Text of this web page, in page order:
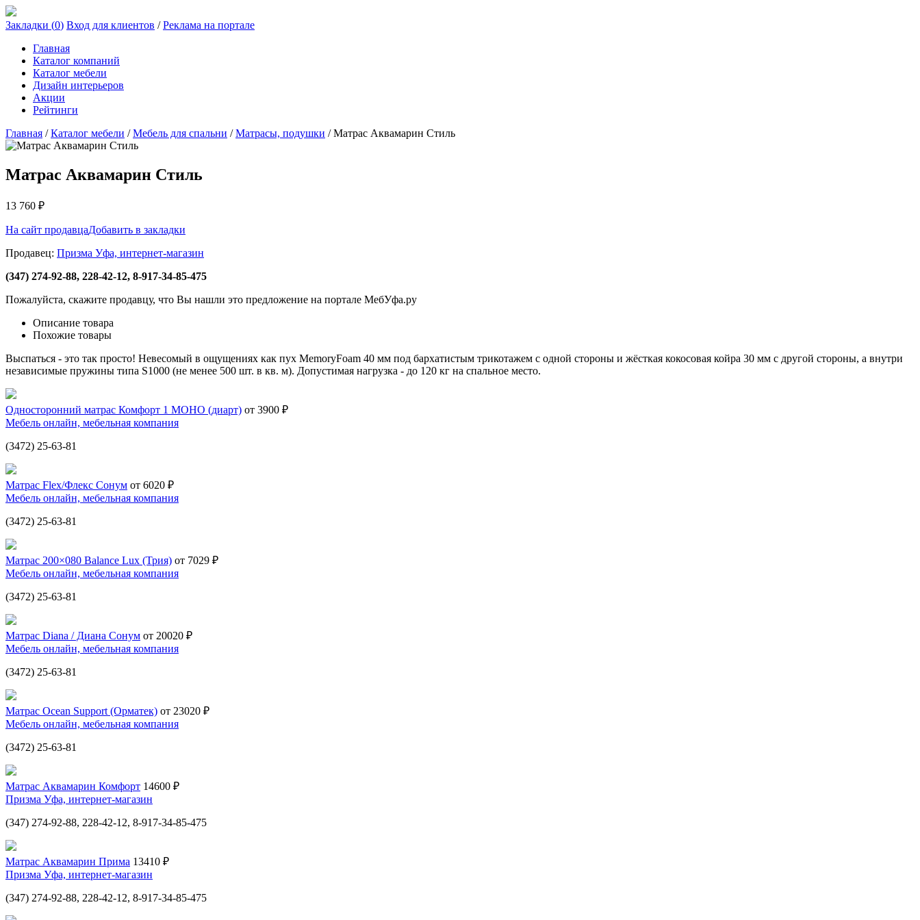
Закладки (0) Вход для клиентов /Реклама на портале
Главная
Каталог компаний
Каталог мебели
Дизайн интерьеров
Акции
Рейтинги
Главная /Каталог мебели /Мебель для спальни /Матрасы, подушки /Матрас Аквамарин Стиль
Матрас Аквамарин Стиль
13 760 ₽
На сайт продавцаДобавить в закладки
Продавец: Призма Уфа, интернет-магазин
(347) 274-92-88, 228-42-12, 8-917-34-85-475
Пожалуйста, скажите продавцу, что Вы нашли это предложение на портале МебУфа.ру
Описание товара
Похожие товары
Выспаться - это так просто! Невесомый в ощущениях как пух MemoryFoam 40 мм под бархатистым трикотажем с одной стороны и жёсткая кокосовая койра 30 мм с другой стороны, а внутри
независимые пружины типа S1000 (не менее 500 шт. в кв. м). Допустимая нагрузка - до 120 кг на спальное место.
Односторонний матрас Комфорт 1 МОНО (диарт) от 3900 ₽
Мебель онлайн, мебельная компания
(3472) 25-63-81
Матрас Flex/Флекс Сонум от 6020 ₽
Мебель онлайн, мебельная компания
(3472) 25-63-81
Матрас 200×080 Balance Lux (Трия) от 7029 ₽
Мебель онлайн, мебельная компания
(3472) 25-63-81
Матрас Diana / Диана Сонум от 20020 ₽
Мебель онлайн, мебельная компания
(3472) 25-63-81
Матрас Ocean Support (Орматек) от 23020 ₽
Мебель онлайн, мебельная компания
(3472) 25-63-81
Матрас Аквамарин Комфорт 14600 ₽
Призма Уфа, интернет-магазин
(347) 274-92-88, 228-42-12, 8-917-34-85-475
Матрас Аквамарин Прима 13410 ₽
Призма Уфа, интернет-магазин
(347) 274-92-88, 228-42-12, 8-917-34-85-475